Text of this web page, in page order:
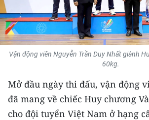
KHOA HỌC - CÔNG NGHỆ
MÔI TRƯỜNG
KIỂM CHỨNG THÔNG TIN
TRI THỨC CHUYÊN SÂU
Vận động viên Nguyễn Trần Duy Nhất giành
60kg.
Mở đầu ngày thi đấu, vận động
đã mang về chiếc Huy chương
cho đội tuyển Việt Nam ở hạng